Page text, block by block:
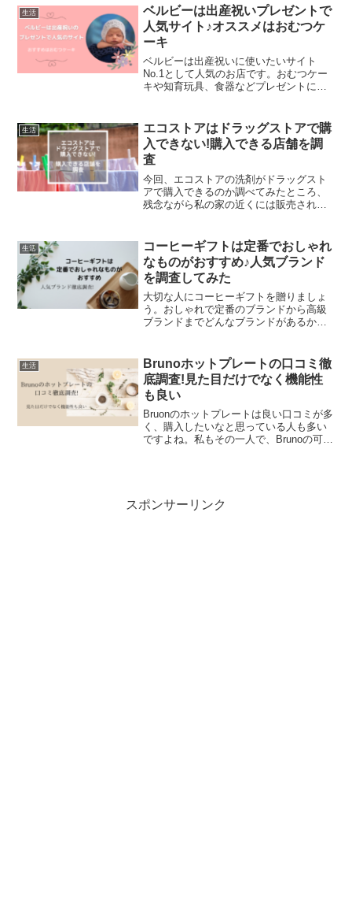
ますよ。また、コーヒーにあうお菓子な
どもご紹介していきます♪
生活
ベルビーは出産祝いプレゼントで
人気サイト♪オススメはおむつケ
ーキ
ベルビーは出産祝いに使いたいサイト
No.1として人気のお店です。おむつケー
キや知育玩具、食器などプレゼントに最
贈り喜んで貰えました。きっと素敵なプ
レゼントが見つかります。
生活
エコストアはドラッグストアで購
入できない!購入できる店舗を調
査
今回、エコストアの洗剤がドラッグスト
アで購入できるのか調べてみたところ、
残念ながら私の家の近くには販売されて
コミやブランドの魅力も是非チェックし
てみてくださいね。
生活
コーヒーギフトは定番でおしゃれ
なものがおすすめ♪人気ブランド
を調査してみた
大切な人にコーヒーギフトを贈りましょ
う。おしゃれで定番のブランドから高級
ブランドまでどんなブランドがあるかを
ツも徹底調査!これを読めば、贈り物で相
手の方も喜びますよ。
生活
Brunoホットプレートの口コミ徹
底調査!見た目だけでなく機能性
も良い
Bruonのホットプレートは良い口コミが多
く、購入したいなと思っている人も多い
ですよね。私もその一人で、Brunoの可愛
スポンサーリンク